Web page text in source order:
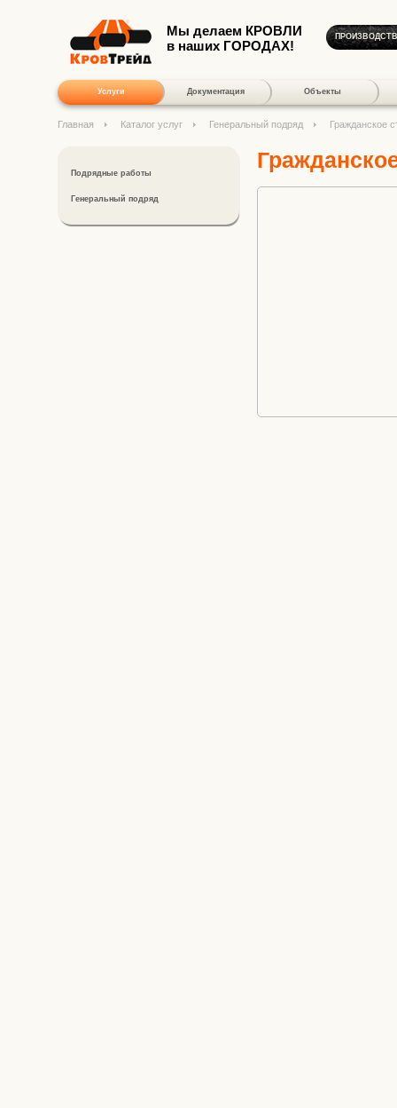
Мы делаем КРОВЛИ
в наших ГОРОДАХ!
Услуги Документация Объекты
Главная Каталог услуг Генеральный подряд Гражданское
Подрядные работы
Генеральный подряд